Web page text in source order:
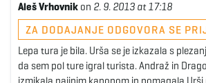
Aleš Vrhovnik on 2. 9. 2013 at 17:18
ZA DODAJANJE ODGOVORA SE
Lepa tura je bila. Urša se je izkazala s
da sem pol ture igral turista. Andraž in